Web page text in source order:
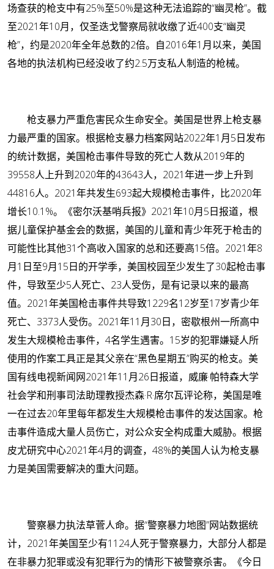
场查获的枪支中有25%至50%是这种无法追踪的“幽灵枪”。截
至2021年10月，仅圣迭戈警察局就收缴了近400支“幽灵
枪”，约是2020年全年总数的2倍。自2016年1月以来，美国
各地的执法机构已经没收了约2.5万支私人制造的枪械。
枪支暴力严重危害民众生命安全。 美国是世界上枪支暴
力最严重的国家。根据枪支暴力档案网站2022年1月5日发布
的统计数据，美国枪击事件导致的死亡人数从2019年的
39558人上升到2020年的43643人，2021年进一步上升到
44816人。2021年共发生693起大规模枪击事件，比2020年
增长10.1%。《密尔沃基哨兵报》2021年10月5日报道，根
据儿童保护基金会的数据，美国的儿童和青少年死于枪击的
可能性比其他31个高收入国家的总和还要高15倍。2021年8
月1日至9月15日的开学季，美国校园至少发生了30起枪击事
件，导致至少5人死亡、23人受伤，是有记录以来的最高
值。2021年美国枪击事件共导致1229名12岁至17岁青少年
死亡、3373人受伤。2021年11月30日，密歇根州一所高中
发生大规模枪击事件，4名学生遇害。15岁的犯罪嫌疑人所
使用的作案工具正是其父亲在“黑色星期五”购买的枪支。美
国有线电视新闻网2021年11月26日报道，威廉·帕特森大学
社会学和刑事司法助理教授杰森·R·席尔瓦评论称，美国是唯
一在过去20年里每年都发生大规模枪击事件的发达国家。枪
击事件造成大量人员伤亡，对公众安全构成重大威胁。根据
皮尤研究中心2021年4月的调查，48%的美国人认为枪支暴
力是美国需要解决的重大问题。
警察暴力执法草菅人命。 据“警察暴力地图”网站数据统
计，2021年美国至少有1124人死于警察暴力，大部分人都是
在非暴力犯罪或没有犯罪行为的情形下被警察杀害。《今日